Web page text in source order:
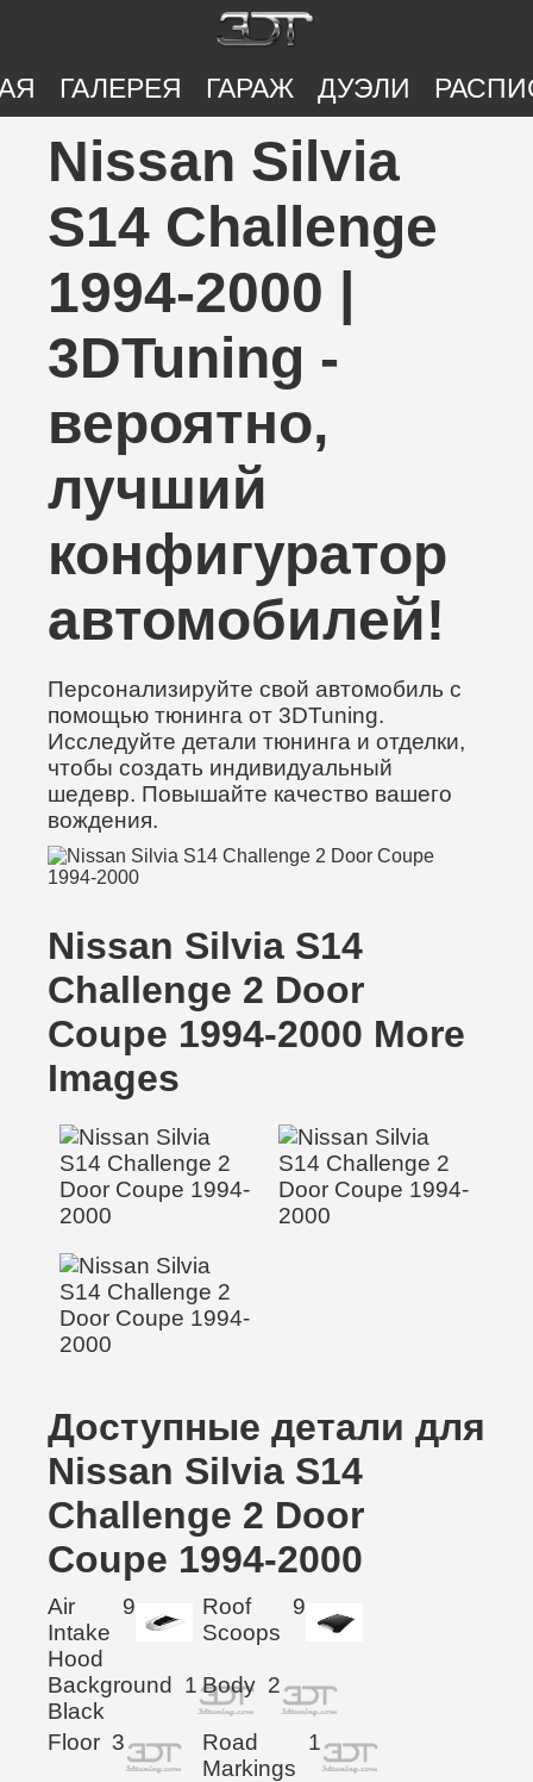
ГАЛЕРЕЯ ГАРАЖ ДУЭЛИ
Nissan Silvia
S14 Challenge
1994-2000 |
3DTuning -
вероятно,
лучший
конфигуратор
автомобилей!
Персонализируйте свой автомобиль с
помощью тюнинга от 3DTuning.
Исследуйте детали тюнинга и отделки,
чтобы создать индивидуальный
шедевр. Повышайте качество вашего
вождения.
Nissan Silvia S14
Challenge 2 Door
Coupe 1994-2000 More
Images
Доступные детали для
Nissan Silvia S14
Challenge 2 Door
Coupe 1994-2000
Air
Intake
Hood
9
Roof
Scoops
9
Background
Black
1 Body 2
Floor 3
Road
Markings
1